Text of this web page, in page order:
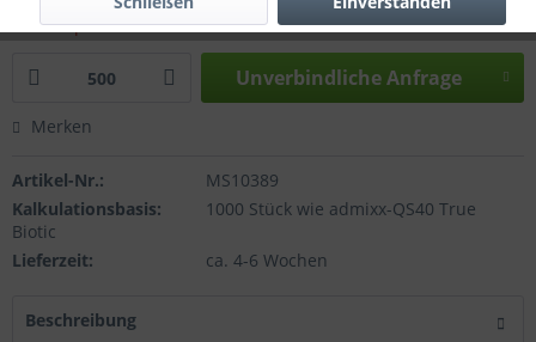
Richtpreise - Siehe Kalkulationsbasis
Unverbindliche Anfrage
Merken
Artikel-Nr.:
MS10389
Kalkulationsbasis:
1000 Stück wie admixx-QS40 True
Biotic
Lieferzeit:
ca. 4-6 Wochen
Beschreibung